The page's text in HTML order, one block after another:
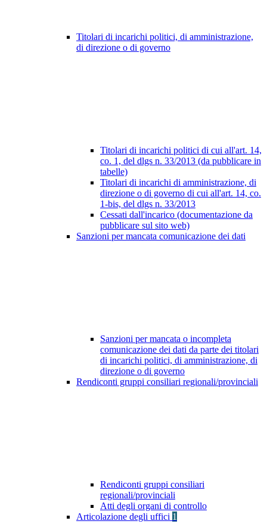
Titolari di incarichi politici, di amministrazione,
di direzione o di governo
Titolari di incarichi politici di cui all'art. 14,
co. 1, del dlgs n. 33/2013 (da pubblicare in
tabelle)
Titolari di incarichi di amministrazione, di
direzione o di governo di cui all'art. 14, co.
1-bis, del dlgs n. 33/2013
Cessati dall'incarico (documentazione da
pubblicare sul sito web)
Sanzioni per mancata comunicazione dei dati
Sanzioni per mancata o incompleta
comunicazione dei dati da parte dei titolari
di incarichi politici, di amministrazione, di
direzione o di governo
Rendiconti gruppi consiliari regionali/provinciali
Rendiconti gruppi consiliari
regionali/provinciali
Atti degli organi di controllo
Articolazione degli uffici 1